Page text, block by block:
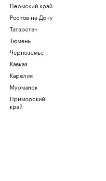
Пермский край
Ростов-на-Дону
Татарстан
Тюмень
Черноземье
Кавказ
Карелия
Мурманск
Приморский
край